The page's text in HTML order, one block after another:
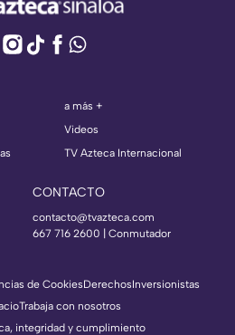
a más +
Videos
TV Azteca Internacional
CONTACTO
contacto@tvazteca.com
667 716 2600 | Conmutador
de CookiesDerechosInversionistas
Trabaja con nosotros
integridad y cumplimiento